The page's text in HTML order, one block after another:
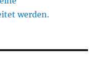
werden.